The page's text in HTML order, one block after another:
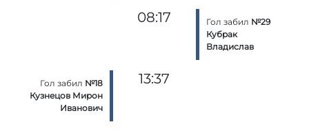
08:17 Гол забил №29
Кубрак
Владислав
Гол забил №18
Кузнецов Мирон
Иванович
13:37